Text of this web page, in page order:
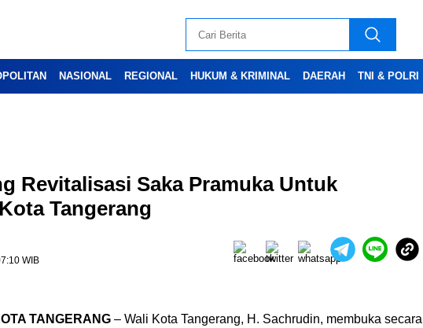
NASIONAL REGIONAL HUKUM & KRIMINAL DAERAH TNI & POLRI
Revitalisasi Saka Pramuka Untuk
Tangerang
WIB
TANGERANG – Wali Kota Tangerang, H. Sachrudin, membuka secara
Advertesment